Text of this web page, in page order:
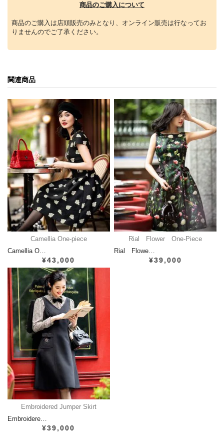
商品のご購入について
商品のご購入は店頭販売のみとなり、オンライン販売は行なってお
りませんのでご了承ください。
関連商品
Camellia One-piece
Camellia O…
¥43,000
Rial Flower One-Piece
Rial Flowe…
¥39,000
Embroidered Jumper Skirt
Embroidere…
¥39,000